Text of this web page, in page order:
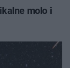
molo i